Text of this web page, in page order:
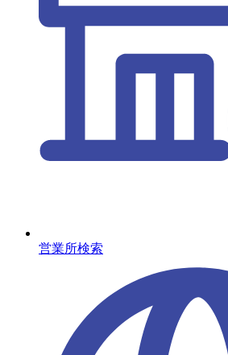
営業所検索